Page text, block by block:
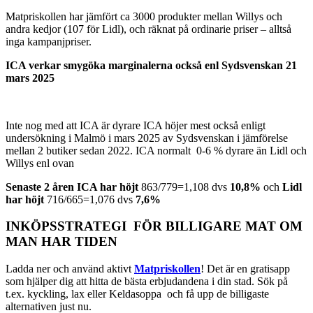
Matpriskollen har jämfört ca 3000 produkter mellan Willys och
andra kedjor (107 för Lidl), och räknat på ordinarie priser – alltså
inga kampanjpriser.
ICA verkar smygöka marginalerna också enl Sydsvenskan 21
mars 2025
Inte nog med att ICA är dyrare ICA höjer mest också enligt
undersökning i Malmö i mars 2025 av Sydsvenskan i jämförelse
mellan 2 butiker sedan 2022. ICA normalt 0-6 % dyrare än Lidl och
Willys enl ovan
Senaste 2 åren ICA har höjt 863/779=1,108 dvs 10,8% och Lidl
har höjt 716/665=1,076 dvs 7,6%
INKÖPSSTRATEGI FÖR BILLIGARE MAT OM
MAN HAR TIDEN
Ladda ner och använd aktivt Matpriskollen! Det är en gratisapp
som hjälper dig att hitta de bästa erbjudandena i din stad. Sök på
t.ex. kyckling, lax eller Keldasoppa och få upp de billigaste
alternativen just nu.